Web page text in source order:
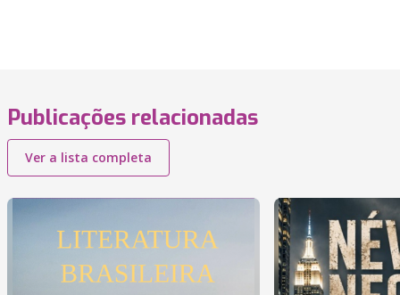
Publicações relacionadas
Ver a lista completa